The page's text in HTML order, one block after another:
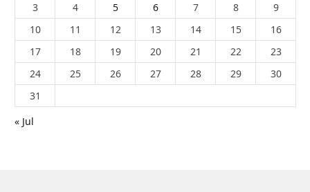
3
4 5 6 7 8
9
10
11 12 13 14 15
16
17
18 19 20 21 22
23
24
25 26 27 28 29
30
31
« Jul